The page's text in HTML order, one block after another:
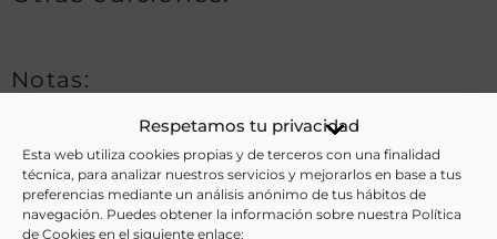
Respetamos tu privacidad
Esta web utiliza cookies propias y de terceros con una finalidad
técnica, para analizar nuestros servicios y mejorarlos en base a tus
preferencias mediante un análisis anónimo de tus hábitos de
navegación. Puedes obtener la información sobre nuestra Política
de Cookies en el siguiente enlace:
Notas:
Ver más libros de estas materias:
Agricultura,Alimentos, Historia